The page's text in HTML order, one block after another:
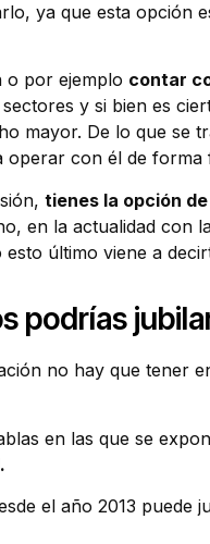
ya que esta opción
o por ejemplo contar
y si bien es
mayor. De lo que se
operar con él de forma
tienes la opción
en la actualidad con
último viene a
podrías
no hay que tener
en las que se
el año 2013 puede